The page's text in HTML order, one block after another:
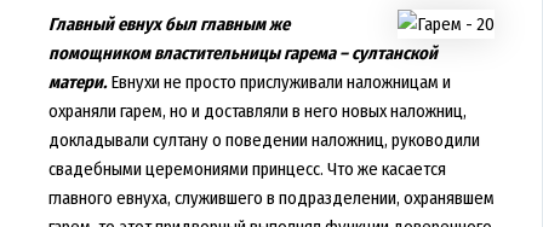
Главный евнух был главным же
помощником властительницы гарема – султанской
матери.Евнухи не просто прислуживали наложницам и
охраняли гарем, но и доставляли в него новых наложниц,
докладывали султану о поведении наложниц, руководили
свадебными церемониями принцесс. Что же касается
главного евнуха, служившего в подразделении, охранявшем